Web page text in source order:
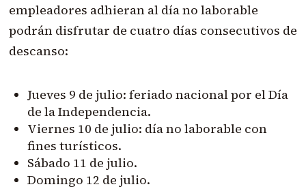
empleadores adhieran al día no laborable
podrán disfrutar de cuatro días consecutivos de
descanso:
Jueves 9 de julio: feriado nacional por el Día
de la Independencia.
Viernes 10 de julio: día no laborable con
fines turísticos.
Sábado 11 de julio.
Domingo 12 de julio.